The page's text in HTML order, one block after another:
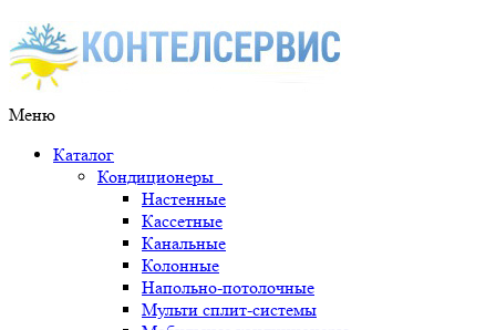
Меню
Каталог
Кондиционеры
Настенные
Кассетные
Канальные
Колонные
Напольно-потолочные
Мульти сплит-системы